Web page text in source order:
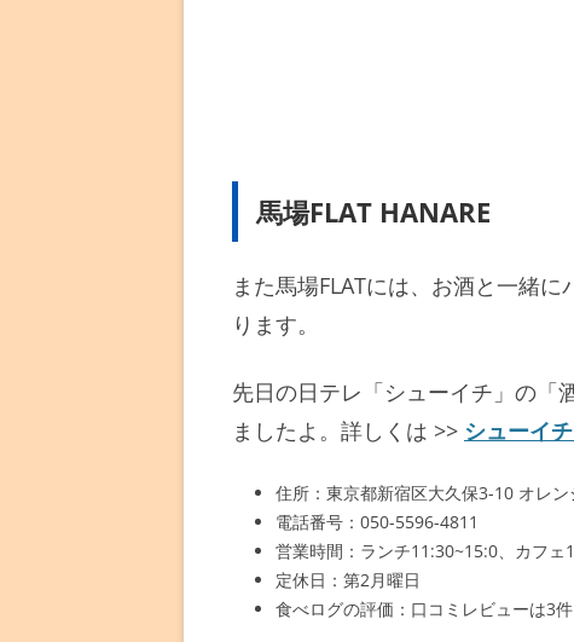
馬場FLAT HANARE
また馬場FLATには、お酒と一緒
ります。
先日の日テレ「シューイチ」の「
ましたよ。詳しくは >> シューイ
住所：東京都新宿区大久保3-10 オレン
電話番号：050-5596-4811
営業時間：ランチ11:30~15:0、カフ
定休日：第2月曜日
食べログの評価：口コミレビューは3